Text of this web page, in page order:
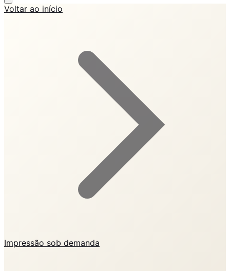
Voltar ao início
Impressão sob demanda